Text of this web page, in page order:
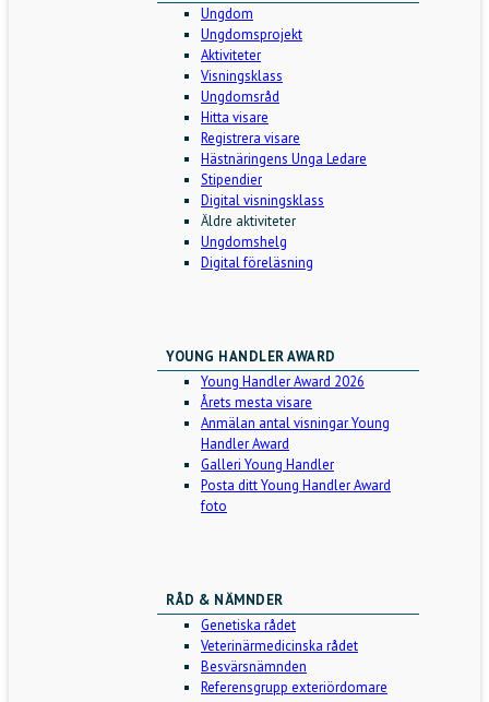
Ungdom
Ungdomsprojekt
Aktiviteter
Visningsklass
Ungdomsråd
Hitta visare
Registrera visare
Hästnäringens Unga Ledare
Stipendier
Digital visningsklass
Äldre aktiviteter
Ungdomshelg
Digital föreläsning
YOUNG HANDLER AWARD
Young Handler Award 2026
Årets mesta visare
Anmälan antal visningar Young
Handler Award
Galleri Young Handler
Posta ditt Young Handler Award
foto
RÅD & NÄMNDER
Genetiska rådet
Veterinärmedicinska rådet
Besvärsnämnden
Referensgrupp exteriördomare